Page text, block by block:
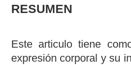
RESUMEN
Este articulo tiene
expresión corporal y su